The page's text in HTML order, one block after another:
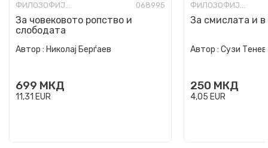
ФИЛОЗОФИЈА И СВЕТОГЛЕД 068995
За човековото ропство и
слободата
Автор : Николај Берѓаев
699 МКД
11,31 EUR
ФИЛОЗОФИЈА И СВЕТОГЛЕД
За смислата и
Автор : Сузи
250 МКД
4,05 EUR